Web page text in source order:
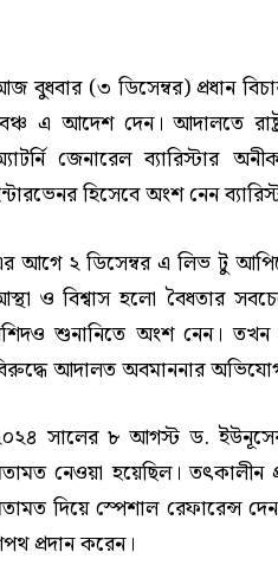
বুধবার (৩ ডিসেম্বর) প্রধান
এ আদেশ দেন। আদালতে
জেনারেল ব্যারিস্টার
হিসেবে অংশ নেন
আগে ২ ডিসেম্বর এ লিভ টু
ও বিশ্বাস হলো বৈধতার
শুনানিতে অংশ নেন। তখন
আদালত অবমাননার
সালের ৮ আগস্ট ড. ইউনূসের
নেওয়া হয়েছিল। তৎকালীন
দিয়ে স্পেশাল রেফারেন্স
প্রদান করেন।